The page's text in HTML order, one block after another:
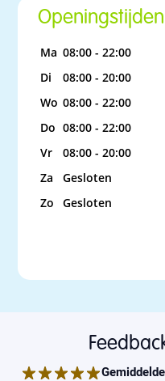
Openingstijden
Ma 08:00 - 22:00
Di
08:00 - 20:00
Wo 08:00 - 22:00
Do 08:00 - 22:00
Vr
08:00 - 20:00
Za
Gesloten
Zo
Gesloten